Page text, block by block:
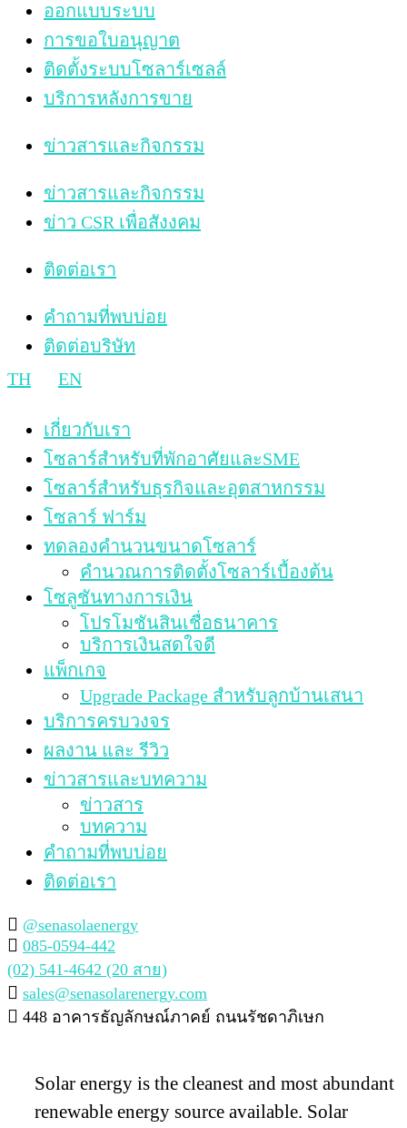
ออกแบบระบบ
การขอใบอนุญาต
ติดตั้งระบบโซลาร์เซลล์
บริการหลังการขาย
ข่าวสารและกิจกรรม
ข่าวสารและกิจกรรม
ข่าว CSR เพื่อสังงคม
ติดต่อเรา
คำถามที่พบบ่อย
ติดต่อบริษัท
TH
EN
เกี่ยวกับเรา
โซลาร์สำหรับที่พักอาศัยและSME
โซลาร์สำหรับธุรกิจและอุตสาหกรรม
โซลาร์ ฟาร์ม
ทดลองคำนวนขนาดโซลาร์
คำนวณการติดตั้งโซลาร์เบื้องต้น
โซลูชันทางการเงิน
โปรโมชันสินเชื่อธนาคาร
บริการเงินสดใจดี
แพ็กเกจ
Upgrade Package สำหรับลูกบ้านเสนา
บริการครบวงจร
ผลงาน และ รีวิว
ข่าวสารและบทความ
ข่าวสาร
บทความ
คำถามที่พบบ่อย
ติดต่อเรา
@senasolaenergy
085-0594-442
(02) 541-4642 (20 สาย)
sales@senasolarenergy.com
448 อาคารธัญลักษณ์ภาคย์ ถนนรัชดาภิเษก
Solar energy is the cleanest and most abundant
renewable energy source available. Solar